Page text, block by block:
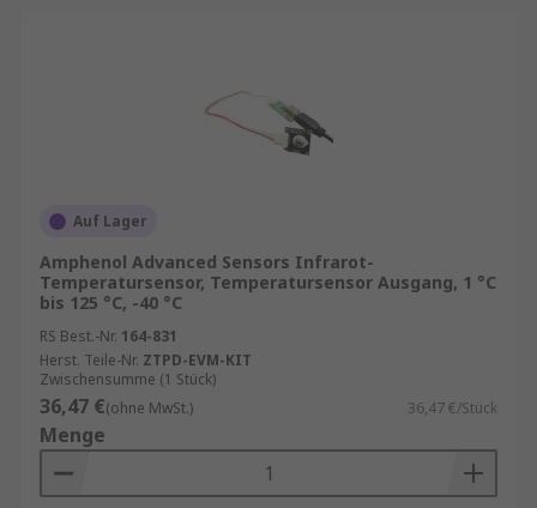
Auf Lager
Amphenol Advanced Sensors Infrarot-
Temperatursensor, Temperatursensor Ausgang, 1 °C
bis 125 °C, -40 °C
RS Best.-Nr. 164-831
Herst. Teile-Nr. ZTPD-EVM-KIT
Zwischensumme (1 Stück)
36,47 €(ohne MwSt.) 36,47 €/Stück
Menge